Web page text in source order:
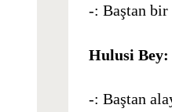
-: Baştan bir
Hulusi Bey:
-: Baştan